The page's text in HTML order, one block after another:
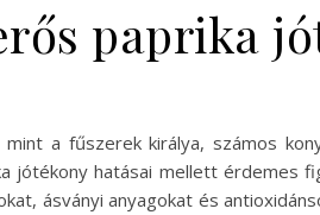
paprika
a fűszerek királya, számos
jótékony hatásai mellett érdemes
ásványi anyagokat és